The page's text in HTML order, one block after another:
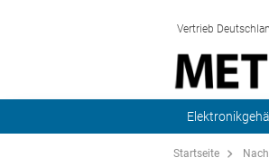
Vertrieb
Startseite